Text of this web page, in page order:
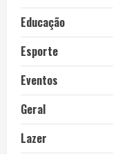
Educação
Esporte
Eventos
Geral
Lazer